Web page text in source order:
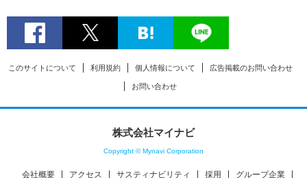
このサイトについて 利用規約 個人情報について 広告掲載のお問い合わせ
お問い合わせ
株式会社マイナビ
Copyright © Mynavi Corporation
会社概要 アクセス サスティナビリティ 採用 グループ企業